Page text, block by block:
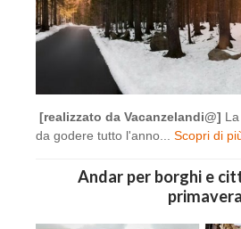
[realizzato da Vacanzelandi@] La
da godere tutto l'anno... Scopri di
Andar per borghi e
primavera